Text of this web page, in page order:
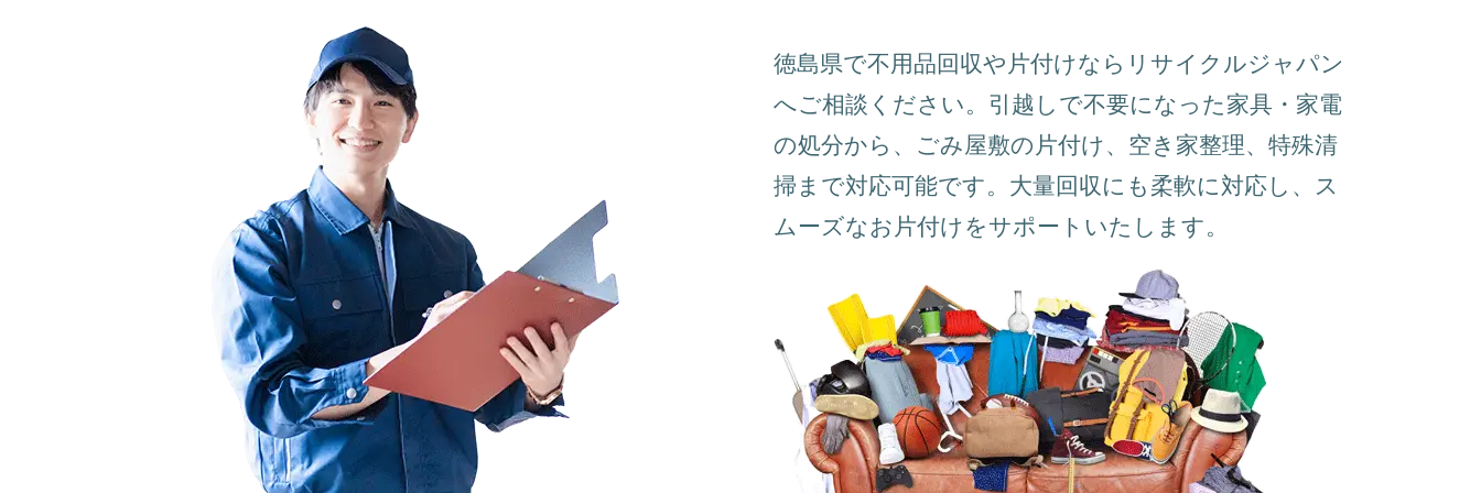
徳島県で不用品回収や片付けならリサイクルジャパン
へご相談ください。引越しで不要になった家具・家電
の処分から、ごみ屋敷の片付け、空き家整理、特殊清
掃まで対応可能です。大量回収にも柔軟に対応し、ス
ムーズなお片付けをサポートいたします。